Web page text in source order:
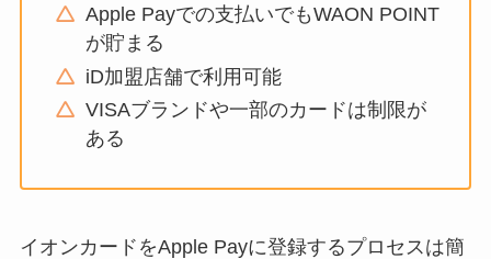
Apple Payでの支払いでもWAON POINT
が貯まる
iD加盟店舗で利用可能
VISAブランドや一部のカードは制限が
ある
イオンカードをApple Payに登録するプロセスは簡